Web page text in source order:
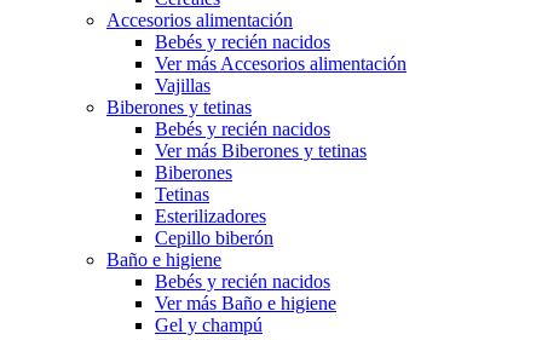
Accesorios alimentación
Bebés y recién nacidos
Ver más Accesorios alimentación
Vajillas
Biberones y tetinas
Bebés y recién nacidos
Ver más Biberones y tetinas
Biberones
Tetinas
Esterilizadores
Cepillo biberón
Baño e higiene
Bebés y recién nacidos
Ver más Baño e higiene
Gel y champú